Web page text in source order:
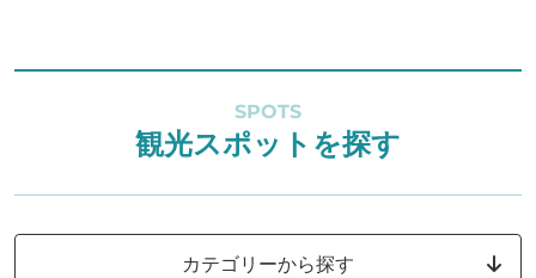
SPOTS
観光スポットを探す
カテゴリーから探す